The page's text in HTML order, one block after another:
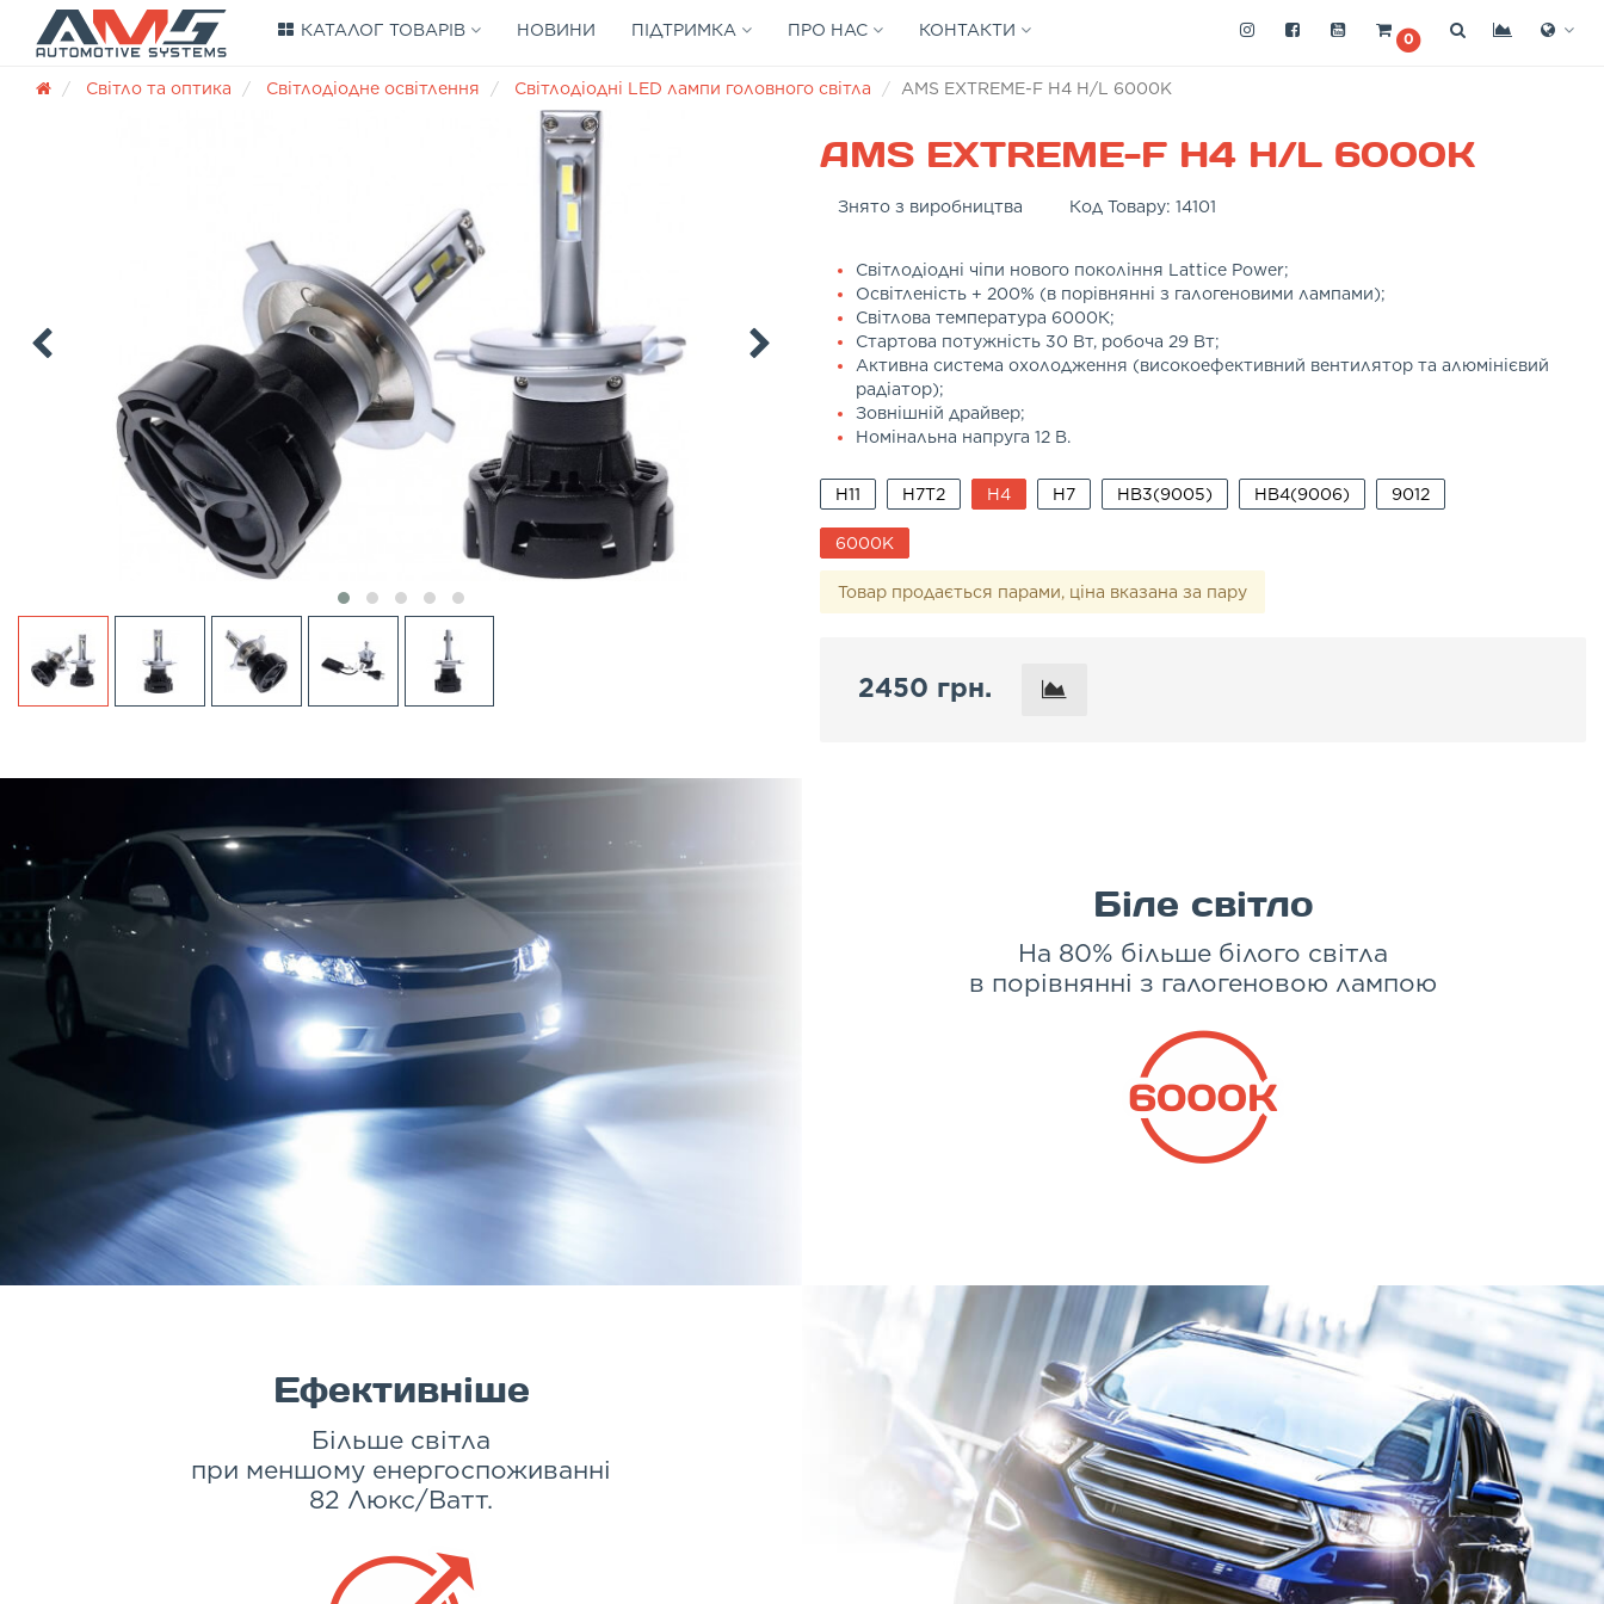
КАТАЛОГ ТОВАРІВ НОВИНИ ПІДТРИМКА ПРО НАС КОНТАКТИ 0
Світло та оптика Світлодіодне освітлення Світлодіодні LED лампи головного світла AMS EXTREME-F H4 H/L 6000K
AMS EXTREME-F H4 H/L 6000K
Знято з виробництва Код Товару: 14101
Світлодіодні чіпи нового покоління Lattice Power;
Освітленість + 200% (в порівнянні з галогеновими лампами);
Світлова температура 6000К;
Стартова потужність 30 Вт, робоча 29 Вт;
Активна система охолодження (високоефективний вентилятор та алюмінієвий
радіатор);
Зовнішній драйвер;
Номінальна напруга 12 В.
H11 H7T2 H4 H7 HB3(9005) HB4(9006) 9012
6000K
Товар продається парами, ціна вказана за пару
2450 грн.
Біле світло
На 80% більше білого світла
в порівнянні з галогеновою лампою
Ефективніше
Більше світла
при меншому енергоспоживанні
82 Люкс/Ватт.